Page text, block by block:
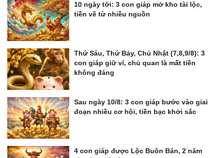
10 ngày tới: 3 con giáp mở kho tài lộc,
tiền về từ nhiều nguồn
Thứ Sáu, Thứ Bảy, Chủ Nhật (7,8,9/8): 3
con giáp giữ ví, chủ quan là mất tiền
không đáng
Sau ngày 10/8: 3 con giáp bước vào giai
đoạn nhiều cơ hội, tiền bạc khởi sắc
4 con giáp được Lộc Buôn Bán, 2 năm